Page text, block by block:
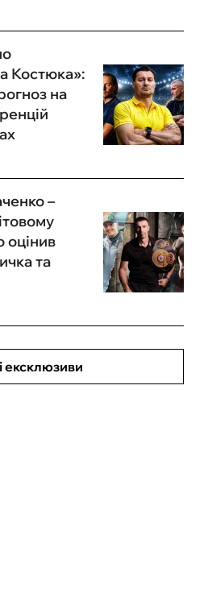
Костюка»:
на
–
оцінив
та
ексклюзиви